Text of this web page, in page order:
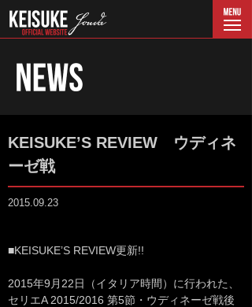
KEISUKE’S REVIEW ウディネ
ーゼ戦
2015.09.23
■KEISUKE’S REVIEW更新!!
2015年9月22日（イタリア時間）に行われた、
セリエA 2015/2016 第5節・ウディネーゼ戦後